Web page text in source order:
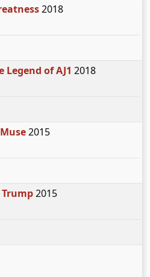
2018
Legend of AJ1 2018
2015
2015